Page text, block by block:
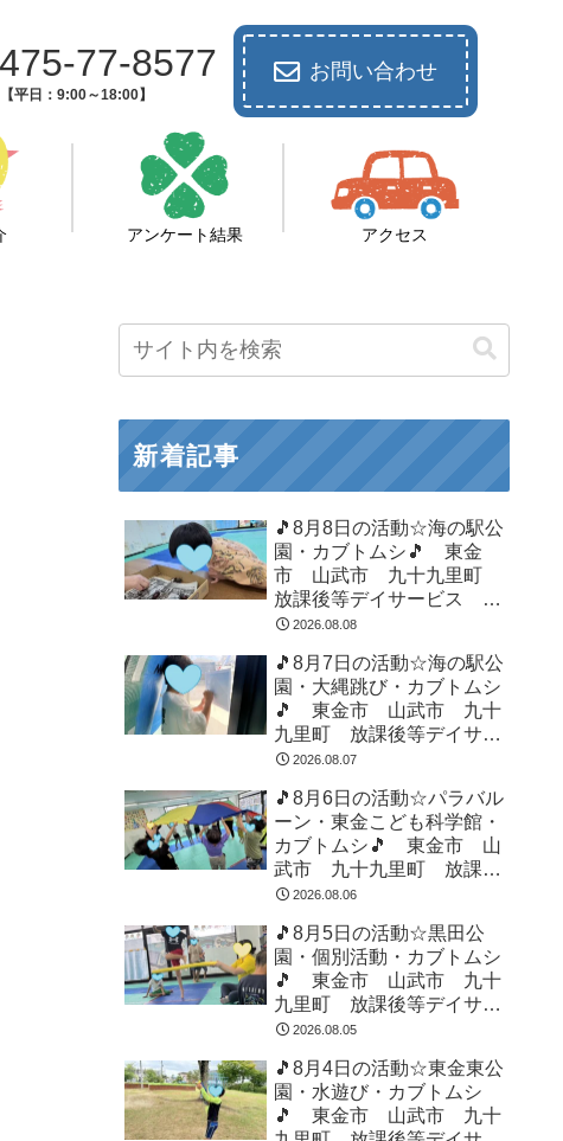
77-8577
【平日：9:00～18:00】
お問い合わせ
アンケート結果 アクセス
新着記事
🎵8月8日の活動☆海の駅公
園・カブトムシ🎵 東金
市 山武市 九十九里町
放課後等デイサービス 児
童発達支援 運動療育 教
2026.08.08
🎵8月7日の活動☆海の駅公
園・大縄跳び・カブトムシ
🎵 東金市 山武市 九十
九里町 放課後等デイサー
ビス 児童発達支援 運動
2026.08.07
🎵8月6日の活動☆パラバル
ーン・東金こども科学館・
カブトムシ🎵 東金市 山
武市 九十九里町 放課後
等デイサービス 児童発達
2026.08.06
🎵8月5日の活動☆黒田公
園・個別活動・カブトムシ
🎵 東金市 山武市 九十
九里町 放課後等デイサー
ビス 児童発達支援 運動
2026.08.05
🎵8月4日の活動☆東金東公
園・水遊び・カブトムシ
🎵 東金市 山武市 九十